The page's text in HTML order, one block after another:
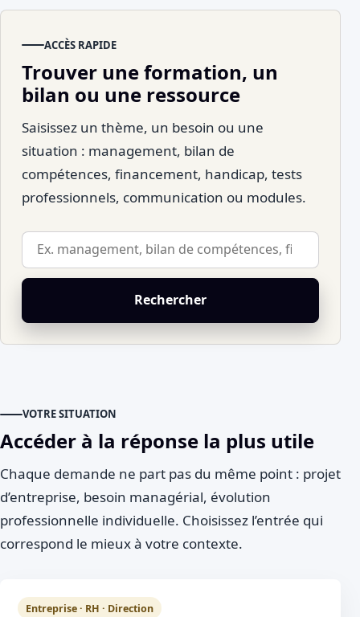
ACCÈS RAPIDE
Trouver une formation, un
bilan ou une ressource
Saisissez un thème, un besoin ou une
situation : management, bilan de
compétences, financement, handicap, tests
professionnels, communication ou modules.
Rechercher
VOTRE SITUATION
Accéder à la réponse la plus utile
Chaque demande ne part pas du même point : projet
d’entreprise, besoin managérial, évolution
professionnelle individuelle. Choisissez l’entrée qui
correspond le mieux à votre contexte.
Entreprise · RH · Direction